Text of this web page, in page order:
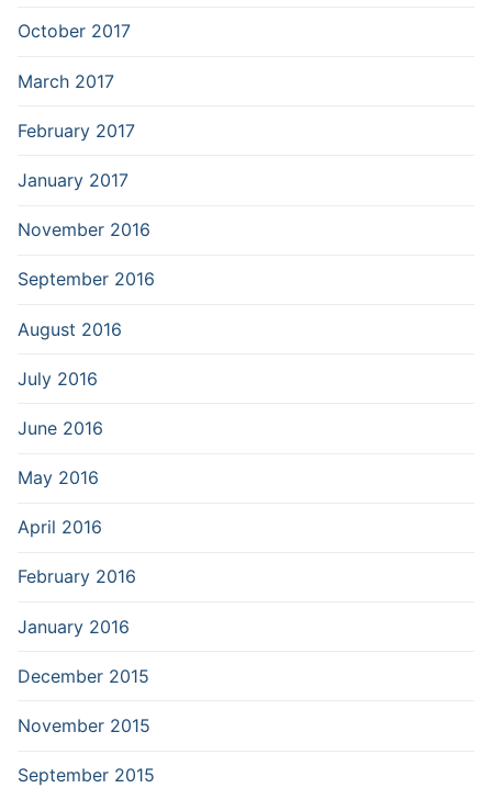
October 2017
March 2017
February 2017
January 2017
November 2016
September 2016
August 2016
July 2016
June 2016
May 2016
April 2016
February 2016
January 2016
December 2015
November 2015
September 2015